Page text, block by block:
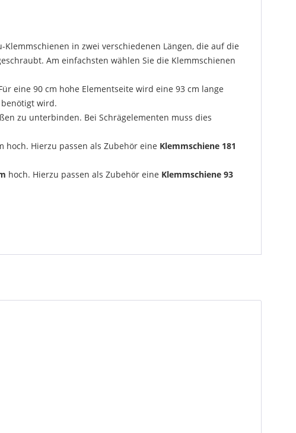
in zwei verschiedenen Längen, die auf die
Am einfachsten wählen Sie die Klemmschienen
eine 90 cm hohe Elementseite wird eine 93 cm lange
benötigt wird.
zu unterbinden. Bei Schrägelementen muss dies
hoch. Hierzu passen als Zubehör eine Klemmschiene 181
hoch. Hierzu passen als Zubehör eine Klemmschiene 93